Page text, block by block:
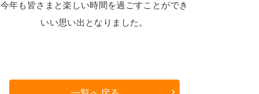
今年も皆さまと楽しい時間を過ごすことができ
いい思い出となりました。